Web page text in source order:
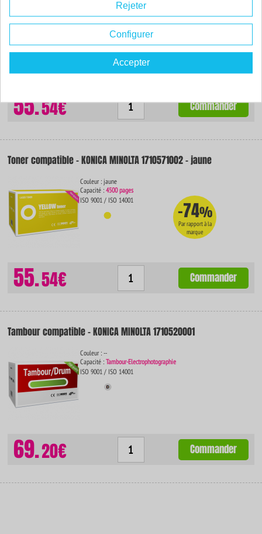
Couleur : magenta
Capacité :4500 pages
ISO 9001 / ISO 14001
55.54€ Commander
Toner compatible - KONICA MINOLTA 1710571002 - jaune
Couleur : jaune
Capacité :4500 pages
ISO 9001 / ISO 14001
-74%
Par rapport à la
marque
55.54€ Commander
Tambour compatible - KONICA MINOLTA 1710520001
Couleur : --
Capacité :Tambour-Electrophotographie
ISO 9001 / ISO 14001
69.20€ Commander
Rejeter
Configurer
Accepter